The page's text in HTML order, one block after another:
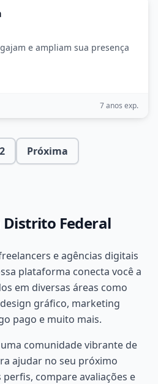
e ampliam sua presença
7 anos exp.
2 Próxima
Distrito Federal
e agências digitais
plataforma conecta você a
em diversas áreas como
gráfico, marketing
pago e muito mais.
comunidade vibrante de
ajudar no seu próximo
compare avaliações e